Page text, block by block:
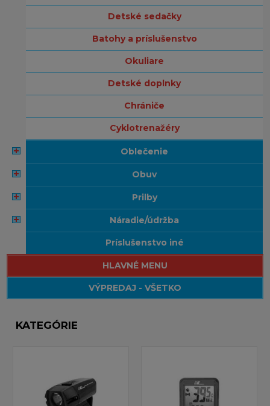
detské sedačky
batohy a príslušenstvo
okuliare
detské doplnky
chrániče
cyklotrenažéry
oblečenie
obuv
prilby
náradie/údržba
príslušenstvo iné
HLAVNÉ MENU
VÝPREDAJ - VŠETKO
KATEGÓRIE